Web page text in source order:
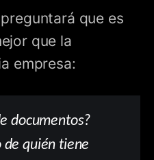
que es
que la
empresa:
documentos?
de quién tiene